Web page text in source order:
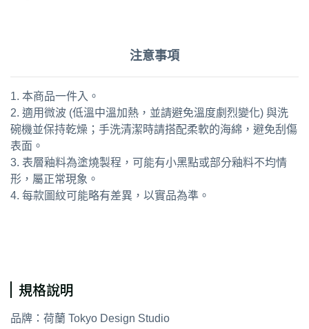
注意事項
1. 本商品一件入。
2. 適用微波 (低溫中溫加熱，並請避免溫度劇烈變化) 與洗
碗機並保持乾燥；手洗清潔時請搭配柔軟的海綿，避免刮傷
表面。
3. 表層釉料為塗燒製程，可能有小黑點或部分釉料不均情
形，屬正常現象。
4. 每款圖紋可能略有差異，以實品為準。
規格說明
品牌：荷蘭 Tokyo Design Studio